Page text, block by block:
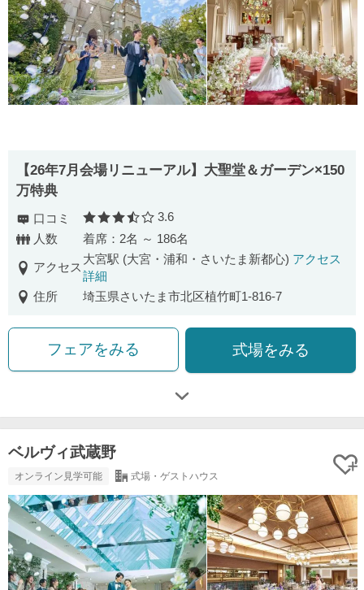
【26年7月会場リニューアル】大聖堂＆ガーデン×150
万特典
口コミ 口コミ評価
3.6
人数
着席：2名 ～ 186名
アクセス
大宮駅 (大宮・浦和・さいたま新都心) アクセス
詳細
住所
埼玉県さいたま市北区植竹町1-816-7
フェアをみる 式場をみる
ベルヴィ武蔵野
オンライン見学可能 式場・ゲストハウス